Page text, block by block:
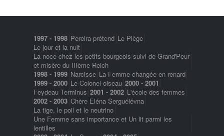
1997 - 1998 Pereira prétend Le Piège
Le jour et la nuit
La noce chez les petits bourgeois suivi de Grand'Peur
et misère du IIIème Reich
1998 - 1999 Narcisse La Femme changée en renard
1999 - 2000 Le Colonel-oiseau 2000 - 2001
Feydeau Terminus 2001 - 2002 L'école des femmes
2002 - 2003 Chère Eléna Serguéiévna
La tige, le poil et le neutrino
Une Femme sans importance et Un lit parmi les
lentilles